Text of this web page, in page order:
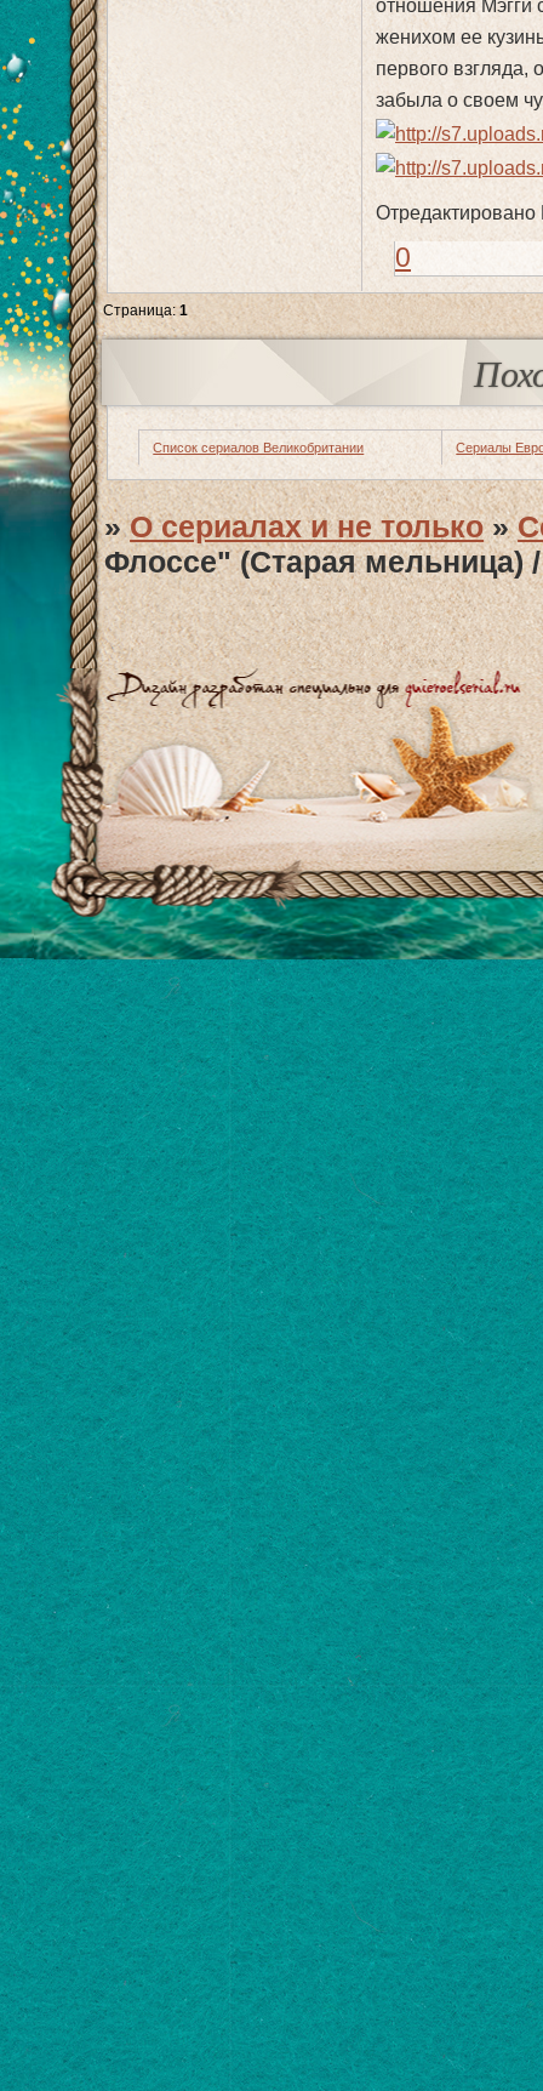
отношения Мэгги
женихом ее
первого взгляда,
забыла о своем
0
Страница:1
Список сериалов Великобритании Сериалы
»О сериалах и не только »
Флоссе" (Старая мельница)